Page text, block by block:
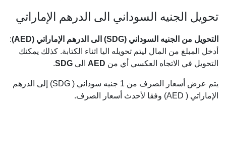
تحويل الجنيه السوداني الى الدرهم الإماراتي
التحويل من الجنيه السوداني (SDG) الى الدرهم الإماراتي (AED)
:
أدخل المبلغ من المال ليتم تحويله اليا اثناء الكتابة. كذلك يمكنك
التحويل في الاتجاه العكسي أي من AED الى SDG
.
يتم عرض أسعار الصرف من 1 جنيه سوداني ( SDG) إلى الدرهم
الإماراتي ( AED) وفقا لأحدث أسعار الصرف.